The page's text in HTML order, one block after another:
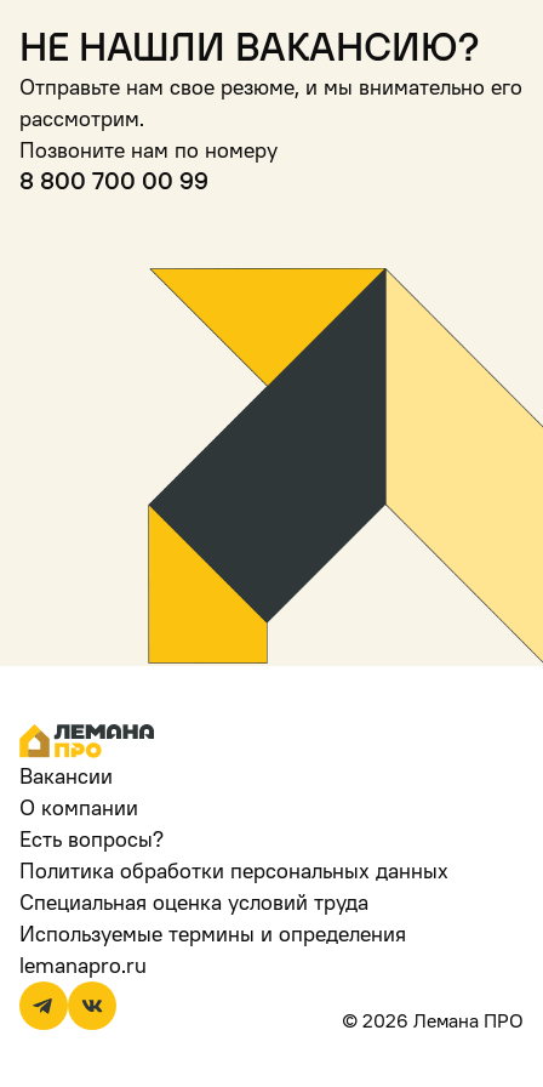
Не нашли вакансию?
Отправьте нам свое резюме, и мы внимательно его
рассмотрим.
Позвоните нам по номеру
8 800 700 00 99
Вакансии
О компании
Есть вопросы?
Политика обработки персональных данных
Специальная оценка условий труда
Используемые термины и определения
lemanapro.ru
© 2026 Лемана ПРО